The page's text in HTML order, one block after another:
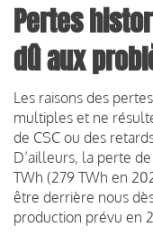
Pertes
dû aux
Les raisons des
multiples et ne
de CSC ou des
D’ailleurs, la perte
TWh (279 TWh en
être derrière nous
production prévu en